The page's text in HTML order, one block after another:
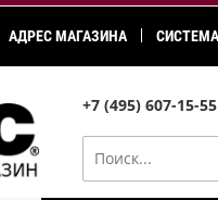
АДРЕС МАГАЗИНА
+7 (495) 607-15-55